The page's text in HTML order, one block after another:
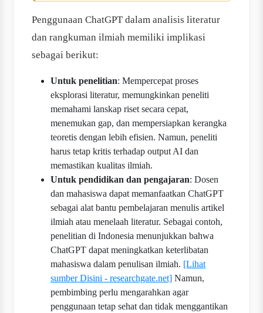
Penggunaan ChatGPT dalam analisis literatur
dan rangkuman ilmiah memiliki implikasi
sebagai berikut:
Untuk penelitian: Mempercepat proses
eksplorasi literatur, memungkinkan peneliti
memahami lanskap riset secara cepat,
menemukan gap, dan mempersiapkan kerangka
teoretis dengan lebih efisien. Namun, peneliti
harus tetap kritis terhadap output AI dan
memastikan kualitas ilmiah.
Untuk pendidikan dan pengajaran: Dosen
dan mahasiswa dapat memanfaatkan ChatGPT
sebagai alat bantu pembelajaran menulis artikel
ilmiah atau menelaah literatur. Sebagai contoh,
penelitian di Indonesia menunjukkan bahwa
ChatGPT dapat meningkatkan keterlibatan
mahasiswa dalam penulisan ilmiah. [Lihat
sumber Disini - researchgate.net] Namun,
pembimbing perlu mengarahkan agar
penggunaan tetap sehat dan tidak menggantikan